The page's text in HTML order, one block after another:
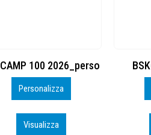
BSK600 – 5139960
Personalizza
Visualizza